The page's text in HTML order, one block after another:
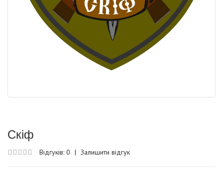
Скіф
Відгуків: 0 | Залишити відгук